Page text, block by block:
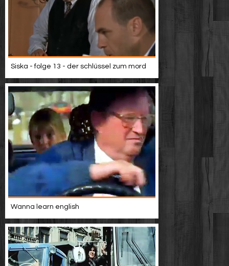
Siska - folge 13 - der schlüssel zum mord
Wanna learn english